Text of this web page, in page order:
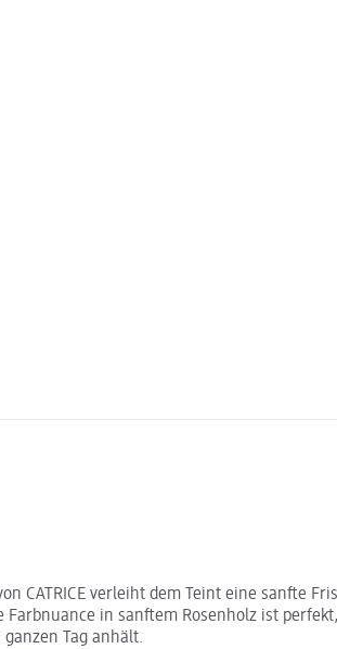
CATRICE verleiht dem Teint eine
in sanftem Rosenholz ist
Tag anhält.